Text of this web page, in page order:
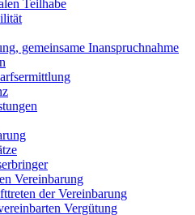
Teilhabe
gemeinsame Inanspruchnahme
Vereinbarung
der Vereinbarung
Vergütung